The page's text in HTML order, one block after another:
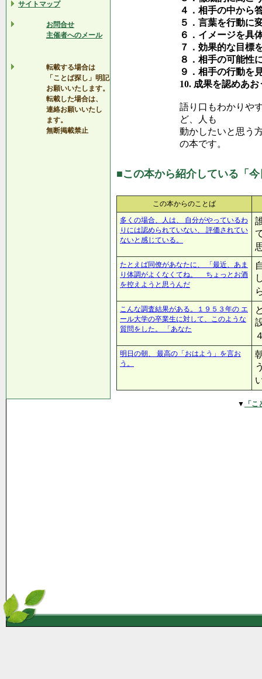
サイトマップ
お問合せ
主催者へのメール
転載する場合は
「ことば探し」明記
お願いいたします。
転載した場合は、
連絡お願いいたし
ます。
無断掲載禁止
４．相手の中から
５．言葉を行動に
６．イメージを具
７．効果的な目標
８．相手の可能性
９．相手の行動を
10. 成果を認めあお
語り口もわかりや
ど、人も
動かしたいと思う
の本です。
■この本から紹介している「
この本からのことば
多くの場合、人は、 自分がやっているわ
りには認められていない、 評価されてい
ないと感じている。
たとえば同僚があなたに、 「最近、あま
り体調がよくなくてね。 ちょっとお酒
を控えようと思うんだ
こんな調査結果がある。１９５３年の エ
ール大学の卒業生に対して、このような
質問をした。 「あなた
明日の朝、 最高の「おはよう」を言お
う。
▼ 「